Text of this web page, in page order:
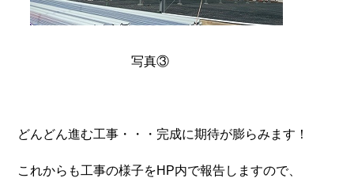
写真③
どんどん進む工事・・・完成に期待が膨らみます！
これからも工事の様子をHP内で報告しますので、